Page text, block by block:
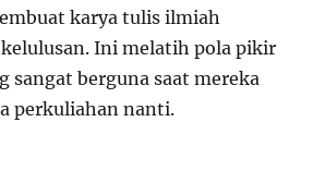
karya tulis ilmiah
kelulusan. Ini melatih pola pikir
sangat berguna saat mereka
perkuliahan nanti.